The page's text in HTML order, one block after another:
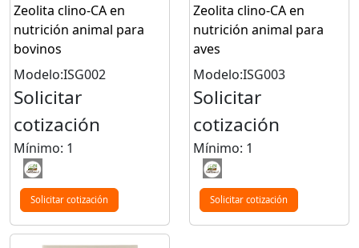
Zeolita clino-CA en
nutrición animal para
bovinos
Modelo:ISG002
Solicitar
cotización
Mínimo: 1
Solicitar cotización
Zeolita clino-CA en
nutrición animal para
aves
Modelo:ISG003
Solicitar
cotización
Mínimo: 1
Solicitar cotización